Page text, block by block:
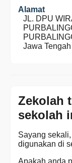
Alamat
JL. DPU
Jawa Tengah
Zekolah
sekolah
Sayang
digunakan di
Apakah anda